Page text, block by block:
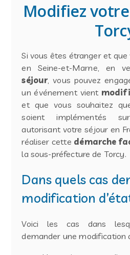
Modifiez
Si vous êtes étranger et que
en Seine-et-Marne, en
séjour, vous pouvez
un événement vient
et que vous souhaitez
soient implémentés
autorisant votre séjour en
réaliser cette démarche
la sous-préfecture de Torcy.
Dans quels cas
modification
Voici les cas dans
demander une modification